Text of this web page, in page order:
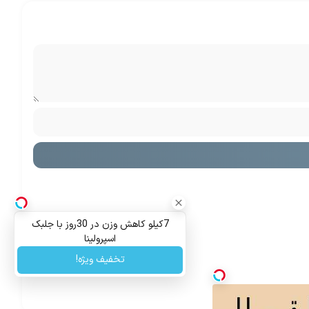
7کیلو کاهش وزن در 30روز با جلبک
اسپرولینا
تخفیف ویژه!